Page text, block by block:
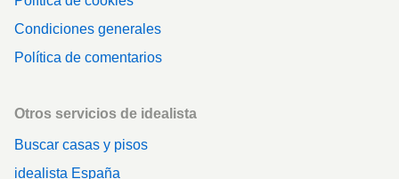
Condiciones generales
Política de comentarios
Otros servicios de idealista
Buscar casas y pisos
idealista España